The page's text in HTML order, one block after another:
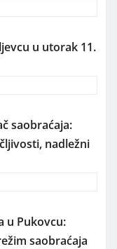
u utorak 11.
saobraćaja:
nadležni
u Pukovcu:
saobraćaja